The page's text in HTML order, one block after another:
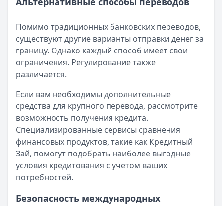
Помимо традиционных банковских переводов,
существуют другие варианты отправки денег за
границу. Однако каждый способ имеет свои
ограничения. Регулирование также
различается.
Если вам необходимы дополнительные
средства для крупного перевода, рассмотрите
возможность получения кредита.
Специализированные сервисы сравнения
финансовых продуктов, такие как Кредитный
Зай, помогут подобрать наиболее выгодные
условия кредитования с учетом ваших
потребностей.
Безопасность международных